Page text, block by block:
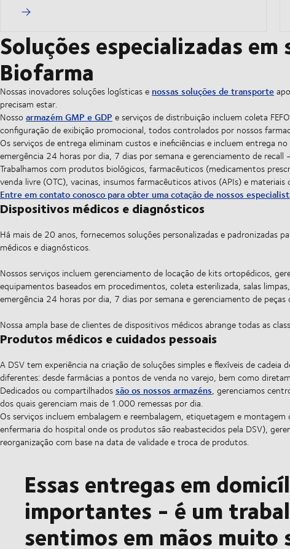
Soluções especializadas em
Biofarma
Nossas inovadores soluções logísticas e nossas soluções de transporte
precisam estar.
Nossoarmazém GMP e GDP e serviços de distribuição incluem coleta
configuração de exibição promocional, todos controlados por nossos
Os serviços de entrega eliminam custos e ineficiências e incluem entrega
emergência 24 horas por dia, 7 dias por semana e gerenciamento de recall
Trabalhamos com produtos biológicos, farmacêuticos (medicamentos
venda livre (OTC), vacinas, insumos farmacêuticos ativos (APIs) e materiais
Entre em contato conosco para obter uma cotação de nossos
Dispositivos médicos e diagnósticos
Há mais de 20 anos, fornecemos soluções personalizadas e padronizadas
médicos e diagnósticos.
Nossos serviços incluem gerenciamento de locação de kits ortopédicos,
equipamentos baseados em procedimentos, coleta esterilizada, salas
emergência 24 horas por dia, 7 dias por semana e gerenciamento de peças
Nossa ampla base de clientes de dispositivos médicos abrange todas as
Produtos médicos e cuidados pessoais
A DSV tem experiência na criação de soluções simples e flexíveis de
diferentes: desde farmácias a pontos de venda no varejo, bem como
Dedicados ou compartilhadossão os nossos armazéns, gerenciamos
dos quais gerenciam mais de 1.000 remessas por dia.
Os serviços incluem embalagem e reembalagem, etiquetagem e
enfermaria do hospital onde os produtos são reabastecidos pela DSV),
reorganização com base na data de validade e troca de produtos.
Essas entregas em
importantes - é um
sentimos em mãos muito